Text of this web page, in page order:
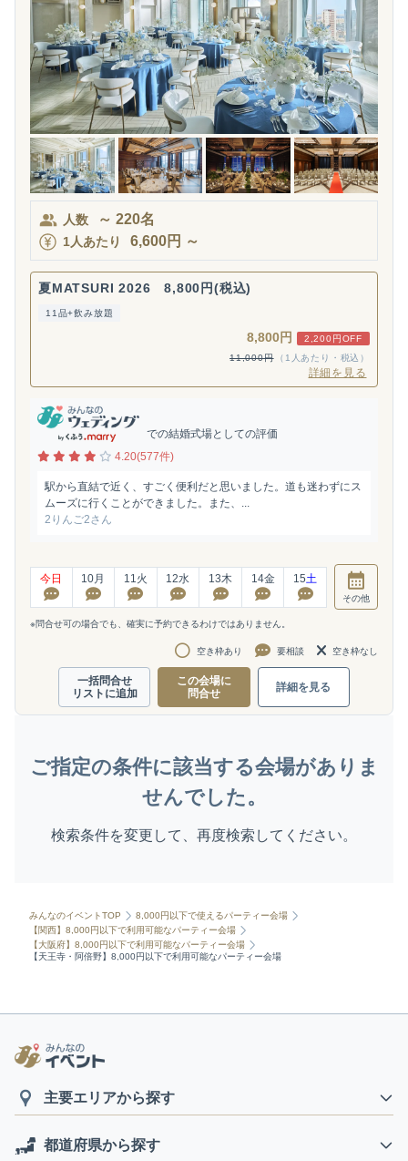
人数 ～ 220名
1人あたり 6,600円 ～
夏MATSURI 2026 8,800円(税込)
11品+飲み放題
8,800円
2,200円OFF
11,000円
（1人あたり・税込）
詳細を見る
での結婚式場としての評価
4.20(577件)
駅から直結で近く、すごく便利だと思いました。道も迷わずにス
ムーズに行くことができました。また、...
2りんご2さん
今日 10月 11 火 12水 13木 14金 15土
その他
※問合せ可の場合でも、確実に予約できるわけではありません。
空き枠あり 要相談 空き枠なし
一括問合せ
リストに追加
この会場に
問合せ
詳細を見る
ご指定の条件に該当する会場がありま
せんでした。
検索条件を変更して、再度検索してください。
みんなのイベントTOP
8,000円以下で使えるパーティー会場
【関西】8,000円以下で利用可能なパーティー会場
【大阪府】8,000円以下で利用可能なパーティー会場
【天王寺・阿倍野】8,000円以下で利用可能なパーティー会場
主要エリアから探す
都道府県から探す